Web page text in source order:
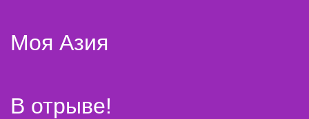
Моя Азия
В отрыве!